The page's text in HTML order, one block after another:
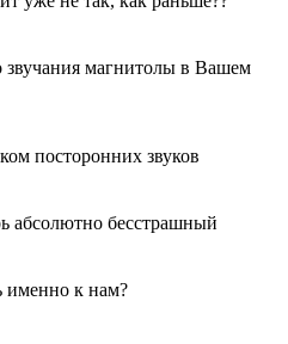
звучания магнитолы в Вашем
посторонних звуков
абсолютно бесстрашный
именно к нам?